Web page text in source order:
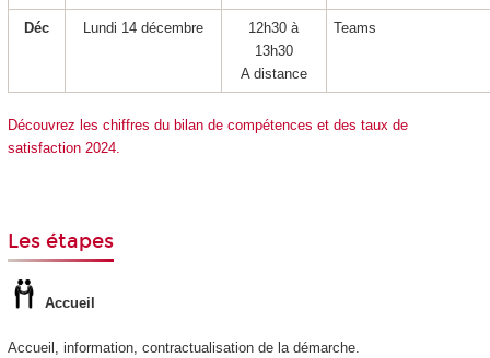
Déc Lundi 14 décembre
12h30 à
13h30
A distance
Teams
Découvrez les chiffres du bilan de compétences et des taux de
satisfaction 2024.
Les étapes
Accueil
Accueil, information, contractualisation de la démarche.